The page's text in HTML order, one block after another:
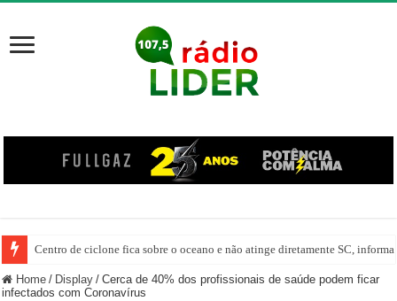
Centro de ciclone fica sobre o oceano e não atinge diretamente SC,
Home / Display / Cerca de 40% dos profissionais de saúde podem ficar
infectados com Coronavírus